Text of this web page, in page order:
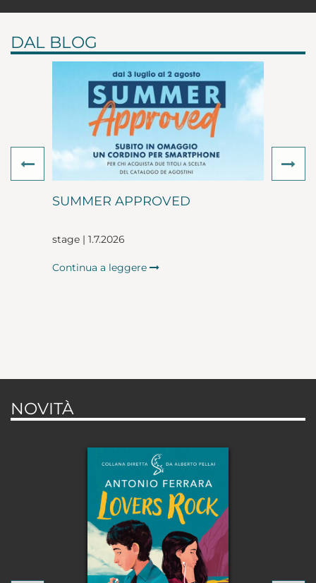
DAL BLOG
SUMMER APPROVED
stage | 1.7.2026
Continua a leggere
Previous
NOVITÀ